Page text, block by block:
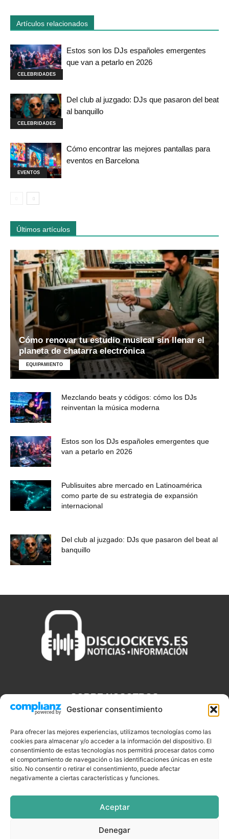
Gestionar consentimiento
Para ofrecer las mejores experiencias, utilizamos tecnologías como las
cookies para almacenar y/o acceder a la información del dispositivo. El
consentimiento de estas tecnologías nos permitirá procesar datos como
el comportamiento de navegación o las identificaciones únicas en este
sitio. No consentir o retirar el consentimiento, puede afectar
negativamente a ciertas características y funciones.
Aceptar
Denegar
Artículos relacionados
CELEBRIDADES
Estos son los DJs españoles emergentes
que van a petarlo en 2026
CELEBRIDADES
Del club al juzgado: DJs que pasaron del beat
al banquillo
EVENTOS
Cómo encontrar las mejores pantallas para
eventos en Barcelona
Últimos artículos
Cómo renovar tu estudio musical sin llenar el
planeta de chatarra electrónica
EQUIPAMIENTO
Mezclando beats y códigos: cómo los DJs
reinventan la música moderna
Estos son los DJs españoles emergentes que
van a petarlo en 2026
Publisuites abre mercado en Latinoamérica
como parte de su estrategia de expansión
internacional
Del club al juzgado: DJs que pasaron del beat al
banquillo
SOBRE NOSOTROS
que necesitas saber sobre noticias, novedades, tecnologías y
aplicaciones que te ayudaran a ser un mejor Djs.
SÍGUENOS